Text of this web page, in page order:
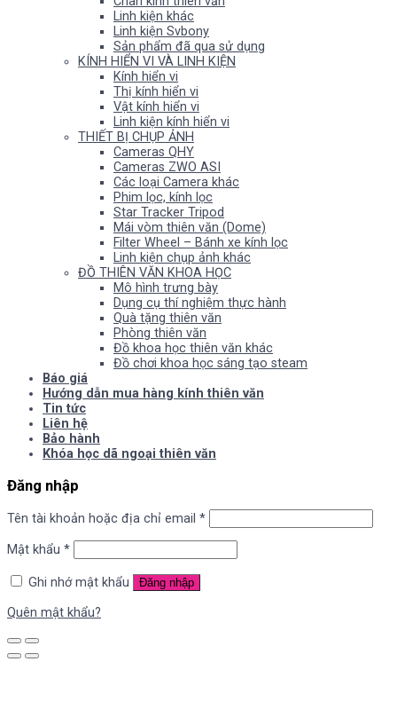
Linh kiện khác
Linh kiện Svbony
Sản phẩm đã qua sử dụng
KÍNH HIỂN VI VÀ LINH KIỆN
Kính hiển vi
Thị kính hiển vi
Vật kính hiển vi
Linh kiện kính hiển vi
THIẾT BỊ CHỤP ẢNH
Cameras QHY
Cameras ZWO ASI
Các loại Camera khác
Phim lọc, kính lọc
Star Tracker Tripod
Mái vòm thiên văn (Dome)
Filter Wheel – Bánh xe kính lọc
Linh kiện chụp ảnh khác
ĐỒ THIÊN VĂN KHOA HỌC
Mô hình trưng bày
Dụng cụ thí nghiệm thực hành
Quà tặng thiên văn
Phòng thiên văn
Đồ khoa học thiên văn khác
Đồ chơi khoa học sáng tạo steam
Báo giá
Hướng dẫn mua hàng kính thiên văn
Tin tức
Liên hệ
Bảo hành
Khóa học dã ngoại thiên văn
Đăng nhập
Tên tài khoản hoặc địa chỉ email *
Mật khẩu *
Ghi nhớ mật khẩu Đăng nhập
Quên mật khẩu?